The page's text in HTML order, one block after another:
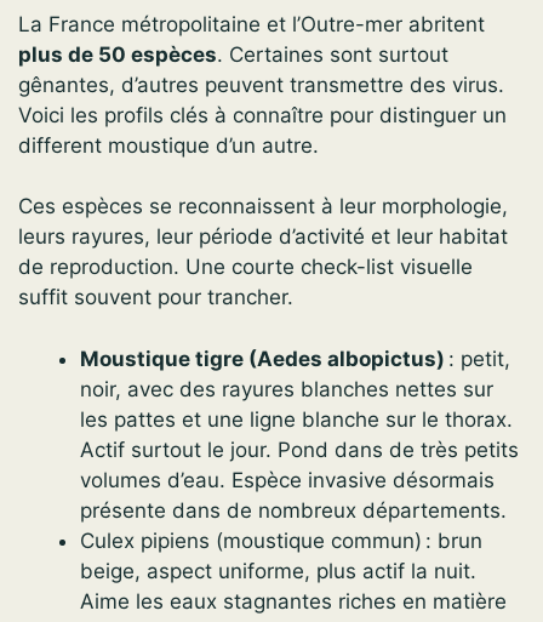
La France métropolitaine et l’Outre-mer abritent
plus de 50 espèces. Certaines sont surtout
gênantes, d’autres peuvent transmettre des virus.
Voici les profils clés à connaître pour distinguer un
different moustique d’un autre.
Ces espèces se reconnaissent à leur morphologie,
leurs rayures, leur période d’activité et leur habitat
de reproduction. Une courte check-list visuelle
suffit souvent pour trancher.
Moustique tigre (Aedes albopictus) : petit,
noir, avec des rayures blanches nettes sur
les pattes et une ligne blanche sur le thorax.
Actif surtout le jour. Pond dans de très petits
volumes d’eau. Espèce invasive désormais
présente dans de nombreux départements.
Culex pipiens (moustique commun) : brun
beige, aspect uniforme, plus actif la nuit.
Aime les eaux stagnantes riches en matière